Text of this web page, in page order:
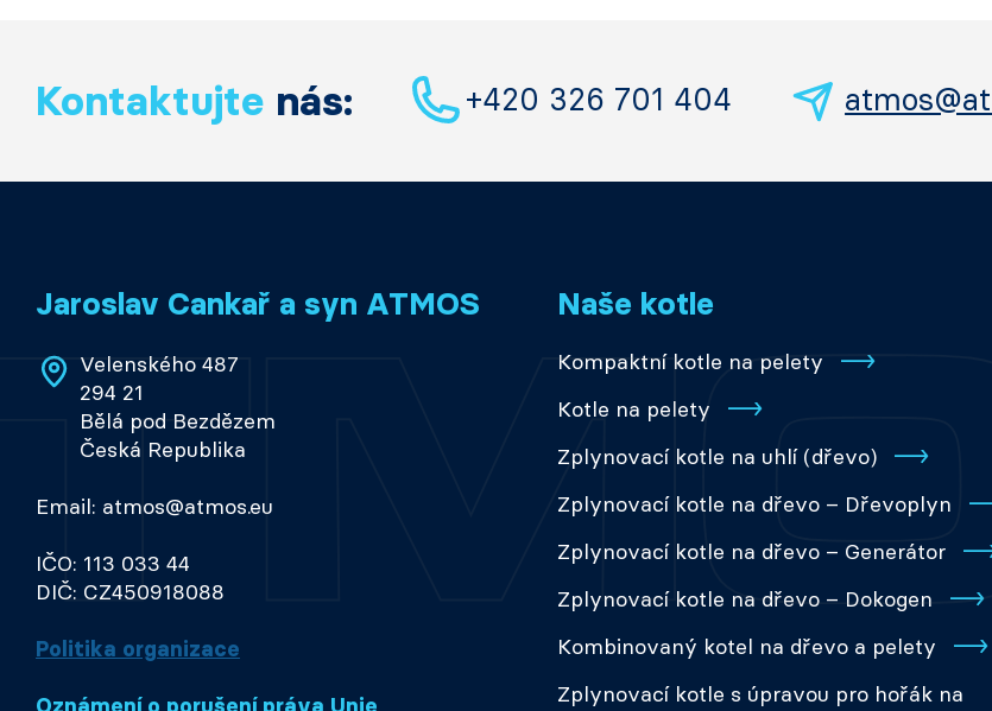
Kontaktujte nás: +420 326 701 404
Jaroslav Cankař a syn ATMOS
Velenského 487
294 21
Bělá pod Bezdězem
Česká Republika
Email: atmos@atmos.eu
IČO: 113 033 44
DIČ: CZ450918088
Politika organizace
Naše kotle
Kompaktní kotle na pelety
Kotle na pelety
Zplynovací kotle na uhlí (dřevo)
Zplynovací kotle na dřevo – Dřevoplyn
Zplynovací kotle na dřevo – Generátor
Zplynovací kotle na dřevo – Dokogen
Kombinovaný kotel na dřevo a pelety
Zplynovací kotle s úpravou pro hořák na